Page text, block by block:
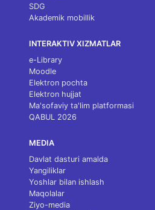
SDG
Akademik mobillik
INTERAKTIV XIZMATLAR
e-Library
Moodle
Elektron pochta
Elektron hujjat
Ma'sofaviy ta'lim platformasi
QABUL 2026
MEDIA
Davlat dasturi amalda
Yangiliklar
Yoshlar bilan ishlash
Maqolalar
Ziyo-media